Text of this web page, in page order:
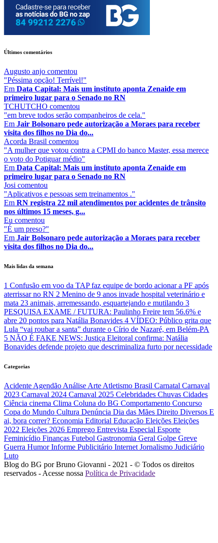
Últimos comentários
Augusto anjo comentou
"Péssima opção! Terrível!"
Em Data Capital: Mais um instituto aponta Zenaide em
primeiro lugar para o Senado no RN
TCHUTCHO comentou
"em breve todos serão companheiros de cela."
Em Jair Bolsonaro pede autorização a Moraes para receber
visita dos filhos no Dia do...
Acorda Brasil comentou
"A mulher que votou contra a CPMI do banco Master, essa merece
o voto do Potiguar médio"
Em Data Capital: Mais um instituto aponta Zenaide em
primeiro lugar para o Senado no RN
Josi comentou
"Aplicativos e pessoas sem treinamentos ."
Em RN registra 22 mil atendimentos por acidentes de trânsito
nos últimos 15 meses, g...
Eu comentou
"É um preso?"
Em Jair Bolsonaro pede autorização a Moraes para receber
visita dos filhos no Dia do...
Mais lidas da semana
1 Confusão em voo da TAP faz equipe de bordo acionar a PF após
aterrissar no RN 2 Menino de 9 anos invade hospital veterinário e
mata 23 animais, arremessando, esquartejando e mutilando 3
PESQUISA EXAME / FUTURA: Paulinho Freire tem 56.6% e
abre 20 pontos para Natália Bonavides 4 VÍDEO: Público grita que
Lula “vai roubar a santa” durante o Círio de Nazaré, em Belém-PA
5 NÃO É FAKE NEWS: Justiça Eleitoral confirma: Natália
Bonavides defende projeto que descriminaliza furto por necessidade
Categorias
Acidente Agendão Análise Arte Atletismo Brasil Carnatal Carnaval
2023 Carnaval 2024 Carnaval 2025 Celebridades Chuvas Cidades
Ciência cinema Clima Coluna do BG Comportamento Concurso
Copa do Mundo Cultura Denúncia Dia das Mães Direito Diversos E
ai, bora correr? Economia Editorial Educação Eleições Eleições
2022 Eleições 2026 Emprego Entrevista Especial Esporte
Feminicídio Finanças Futebol Gastronomia Geral Golpe Greve
Guerra HumorInforme Publicitário Internet Jornalismo Judiciário
Luto
Blog do BG por Bruno Giovanni - 2021 - © Todos os direitos
reservados - Acesse nossa Política de Privacidade